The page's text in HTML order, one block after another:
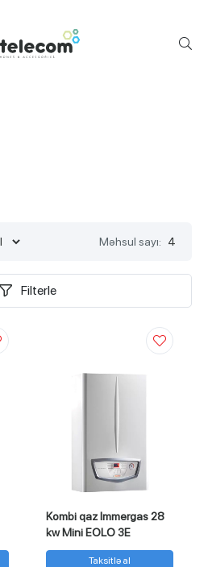
Məhsul sayı: 4
Filterle
Kombi qaz Immergas 28
kw Mini EOLO 3E
Taksitlə al